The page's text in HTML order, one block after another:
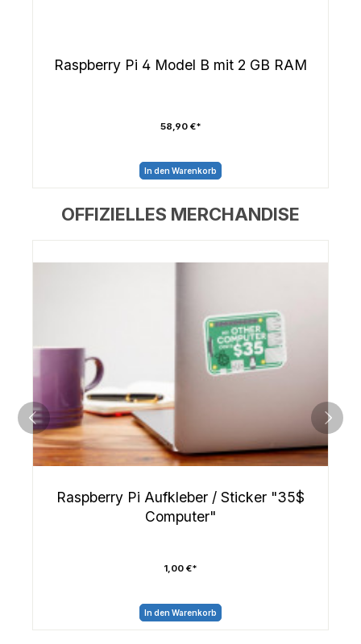
Raspberry Pi 4 Model B mit 2 GB RAM
58,90 €*
In den Warenkorb
OFFIZIELLES MERCHANDISE
Raspberry Pi Aufkleber / Sticker "35$
Computer"
1,00 €*
In den Warenkorb